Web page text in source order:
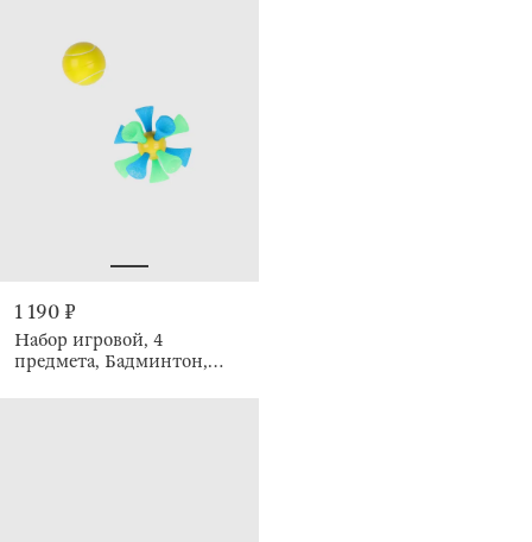
1 190 ₽
Набор игровой, 4
предмета, Бадминтон,